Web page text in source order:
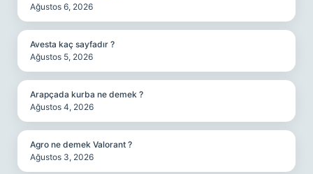
Ağustos 6, 2026
Avesta kaç sayfadır ?
Ağustos 5, 2026
Arapçada kurba ne demek ?
Ağustos 4, 2026
Agro ne demek Valorant ?
Ağustos 3, 2026